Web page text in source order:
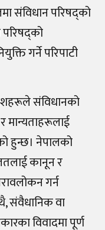
संविधान परिषद्‌को
परिषद्‌को
गर्ने परिपाटी
संविधानको
मान्यताहरूलाई
हुन्छ। नेपालको
कानून र
गर्न
संवैधानिक वा
विवादमा पूर्ण